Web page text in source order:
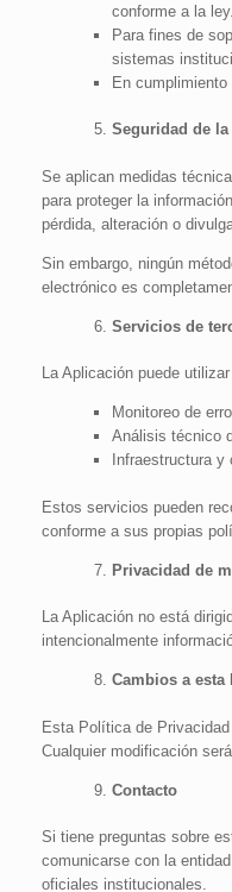
conforme a la ley.
Para fines de
sistemas
En cumplimiento
Seguridad de
Se aplican medidas
para proteger la
pérdida, alteración o
Sin embargo, ningún
electrónico es
Servicios de
La Aplicación puede
Monitoreo de
Análisis técnico
Infraestructura
Estos servicios pueden
conforme a sus propias
Privacidad de
La Aplicación no está
intencionalmente
Cambios a esta
Esta Política de
Cualquier modificación
Contacto
Si tiene preguntas sobre
comunicarse con la
oficiales institucionales.